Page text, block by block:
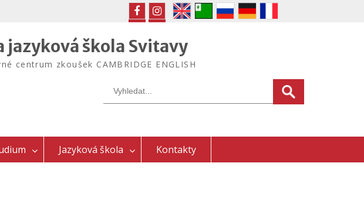
FB
IG
jazyková škola Svitavy
centrum zkoušek CAMBRIDGE ENGLISH
for:
Jazyková škola Kontakty